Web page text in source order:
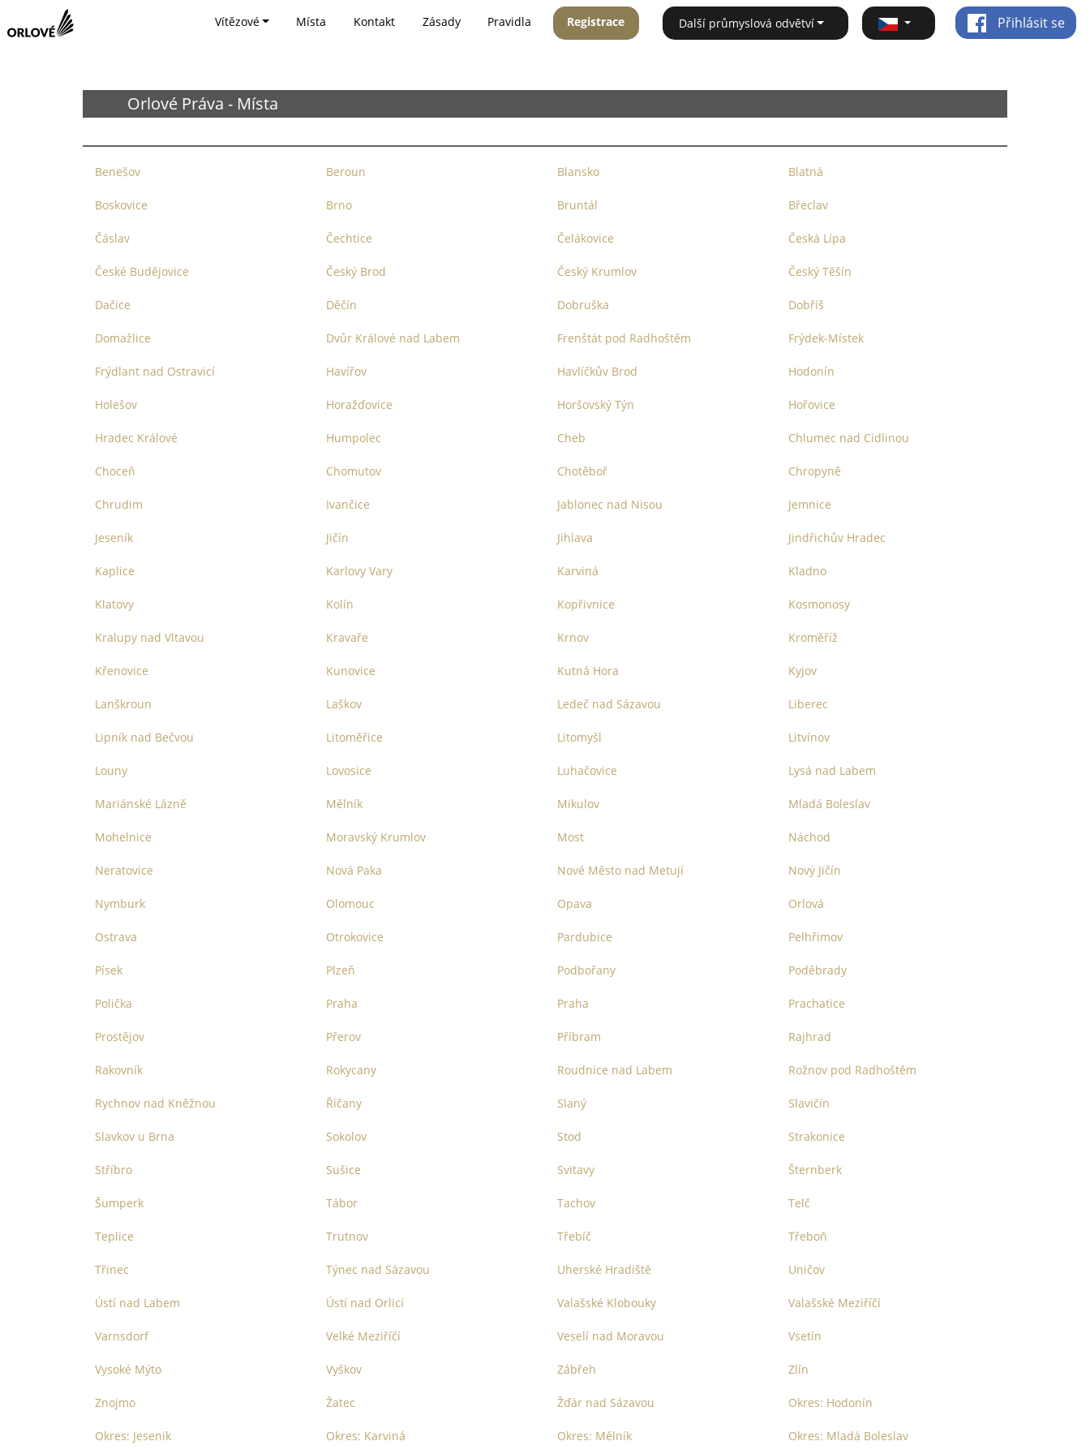
Vítězové Místa Kontakt Zásady Pravidla Registrace Další průmyslová odvětví Přihlásit se
Orlové Práva - Místa
Benešov Beroun Blansko Blatná
Boskovice Brno Bruntál Břeclav
Čáslav Čechtice Čelákovice Česká Lípa
České Budějovice Český Brod Český Krumlov Český Těšín
Dačice Děčín Dobruška Dobříš
Domažlice Dvůr Králové nad Labem Frenštát pod Radhoštěm Frýdek-Místek
Frýdlant nad Ostravicí Havířov Havlíčkův Brod Hodonín
Holešov Horažďovice Horšovský Týn Hořovice
Hradec Králové Humpolec Cheb Chlumec nad Cidlinou
Choceň Chomutov Chotěboř Chropyně
Chrudim Ivančice Jablonec nad Nisou Jemnice
Jeseník Jičín Jihlava Jindřichův Hradec
Kaplice Karlovy Vary Karviná Kladno
Klatovy Kolín Kopřivnice Kosmonosy
Kralupy nad Vltavou Kravaře Krnov Kroměříž
Křenovice Kunovice Kutná Hora Kyjov
Lanškroun Laškov Ledeč nad Sázavou Liberec
Lipník nad Bečvou Litoměřice Litomyšl Litvínov
Louny Lovosice Luhačovice Lysá nad Labem
Mariánské Lázně Mělník Mikulov Mladá Boleslav
Mohelnice Moravský Krumlov Most Náchod
Neratovice Nová Paka Nové Město nad Metují Nový Jičín
Nymburk Olomouc Opava Orlová
Ostrava Otrokovice Pardubice Pelhřimov
Písek Plzeň Podbořany Poděbrady
Polička Praha Praha Prachatice
Prostějov Přerov Příbram Rajhrad
Rakovník Rokycany Roudnice nad Labem Rožnov pod Radhoštěm
Rychnov nad Kněžnou Říčany Slaný Slavičín
Slavkov u Brna Sokolov Stod Strakonice
Stříbro Sušice Svitavy Šternberk
Šumperk Tábor Tachov Telč
Teplice Trutnov Třebíč Třeboň
Třinec Týnec nad Sázavou Uherské Hradiště Uničov
Ústí nad Labem Ústí nad Orlicí Valašské Klobouky Valašské Meziříčí
Varnsdorf Velké Meziříčí Veselí nad Moravou Vsetín
Vysoké Mýto Vyškov Zábřeh Zlín
Znojmo Žatec Žďár nad Sázavou Okres: Hodonín
Okres: Jeseník Okres: Karviná Okres: Mělník Okres: Mladá Boleslav